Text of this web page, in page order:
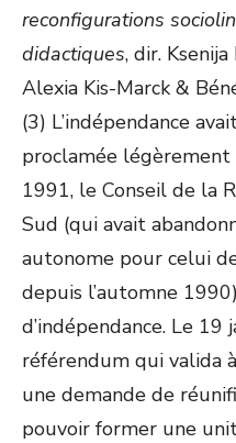
reconfigurations
didactiques, dir.
Alexia Kis-Marck &
(3) L’indépendance
proclamée
1991, le Conseil de la
Sud (qui avait
autonome pour celui
depuis l’automne
d’indépendance. Le
référendum qui valida
une demande de
pouvoir former une